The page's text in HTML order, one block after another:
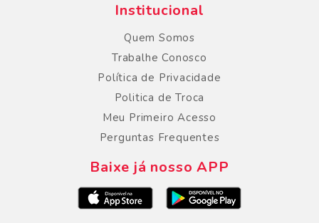
Institucional
Quem Somos
Trabalhe Conosco
Política de Privacidade
Politica de Troca
Meu Primeiro Acesso
Perguntas Frequentes
Baixe já nosso APP